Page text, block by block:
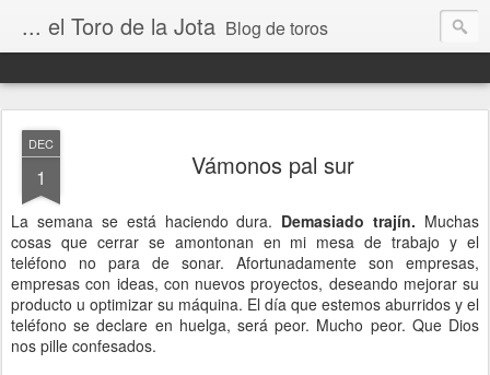
... el Toro de la Jota Blog de toros
DEC
1 Vámonos pal sur
La semana se está haciendo dura. Demasiado trajín. Muchas
cosas que cerrar se amontonan en mi mesa de trabajo y el
teléfono no para de sonar. Afortunadamente son empresas,
empresas con ideas, con nuevos proyectos, deseando mejorar su
producto u optimizar su máquina. El día que estemos aburridos y el
teléfono se declare en huelga, será peor. Mucho peor. Que Dios
nos pille confesados.